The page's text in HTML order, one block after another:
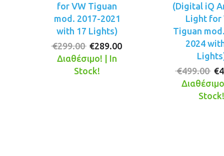
for VW Tiguan
mod. 2017-2021
with 17 Lights)
€299.00 Original
price
was:
€289.00
Διαθέσιμο! | In
Stock!
(Digital iQ
Light for
Tiguan
2024
€499.00 €
Stock!